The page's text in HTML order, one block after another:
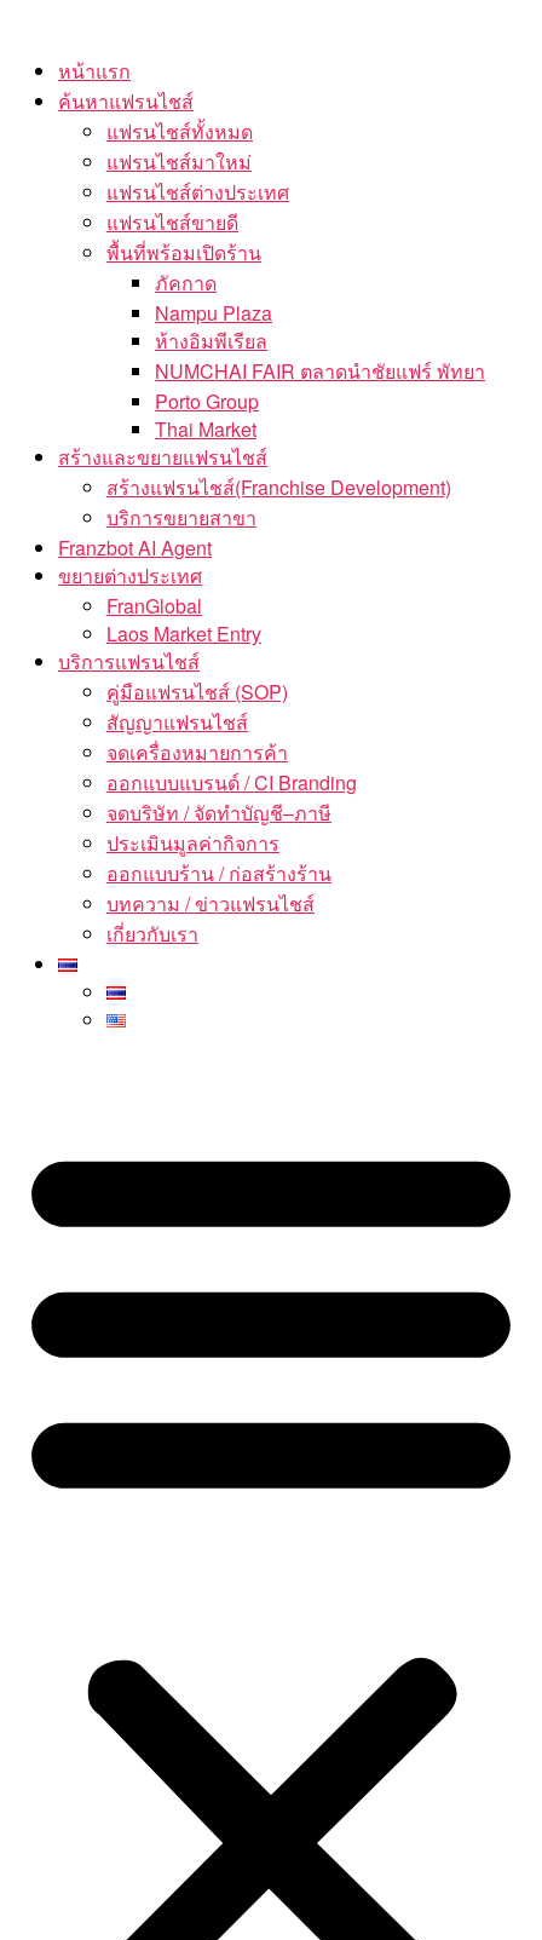
content
หน้าแรก
ค้นหาแฟรนไชส์
แฟรนไชส์ทั้งหมด
แฟรนไชส์มาใหม่
แฟรนไชส์ต่างประเทศ
แฟรนไชส์ขายดี
พื้นที่พร้อมเปิดร้าน
ภัคกาด
Nampu Plaza
ห้างอิมพีเรียล
NUMCHAI FAIR ตลาดนำชัยแฟร์ พัทยา
Porto Group
Thai Market
สร้างและขยายแฟรนไชส์
สร้างแฟรนไชส์(Franchise Development)
บริการขยายสาขา
Franzbot AI Agent
ขยายต่างประเทศ
FranGlobal
Laos Market Entry
บริการแฟรนไชส์
คู่มือแฟรนไชส์ (SOP)
สัญญาแฟรนไชส์
จดเครื่องหมายการค้า
ออกแบบแบรนด์ / CI Branding
จดบริษัท / จัดทำบัญชี–ภาษี
ประเมินมูลค่ากิจการ
ออกแบบร้าน / ก่อสร้างร้าน
บทความ / ข่าวแฟรนไชส์
เกี่ยวกับเรา